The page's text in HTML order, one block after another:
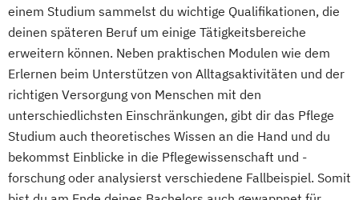
einem Studium sammelst du wichtige Qualifikationen, die
deinen späteren Beruf um einige Tätigkeitsbereiche
erweitern können. Neben praktischen Modulen wie dem
Erlernen beim Unterstützen von Alltagsaktivitäten und der
richtigen Versorgung von Menschen mit den
unterschiedlichsten Einschränkungen, gibt dir das Pflege
Studium auch theoretisches Wissen an die Hand und du
bekommst Einblicke in die Pflegewissenschaft und -
forschung oder analysierst verschiedene Fallbeispiel. Somit